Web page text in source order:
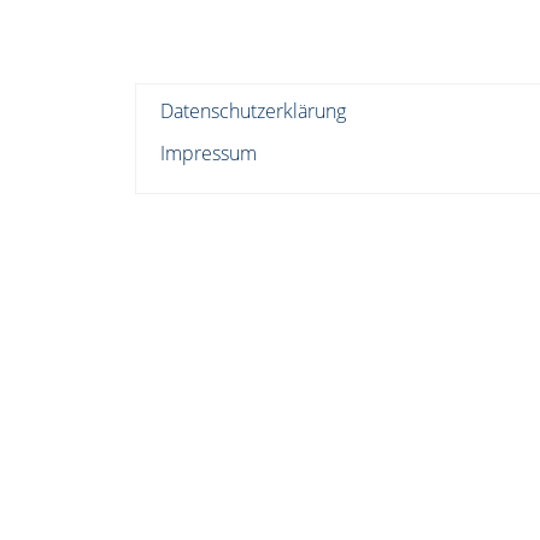
Datenschutzerklärung
Impressum